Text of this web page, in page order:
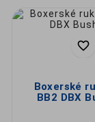
kde
jsou

Boxerské
BB2 DBX